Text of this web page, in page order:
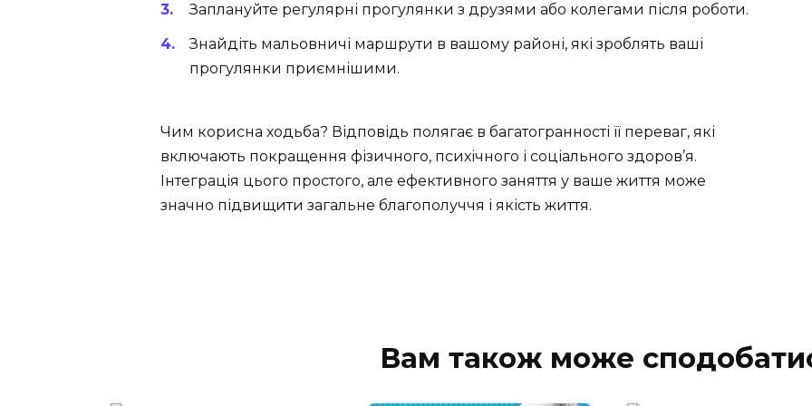
Заплануйте регулярні прогулянки з друзями або колегами після роботи.
Знайдіть мальовничі маршрути в вашому районі, які зроблять ваші
прогулянки приємнішими.
Чим корисна ходьба? Відповідь полягає в багатогранності її переваг, які
включають покращення фізичного, психічного і соціального здоров’я.
Інтеграція цього простого, але ефективного заняття у ваше життя може
значно підвищити загальне благополуччя і якість життя.
Вам також може